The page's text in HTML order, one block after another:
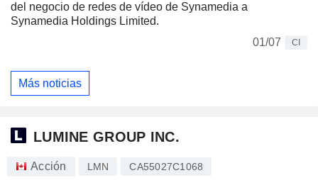
del negocio de redes de vídeo de Synamedia a
Synamedia Holdings Limited.
01/07
CI
Más noticias
LUMINE GROUP INC.
Acción LMN CA55027C1068